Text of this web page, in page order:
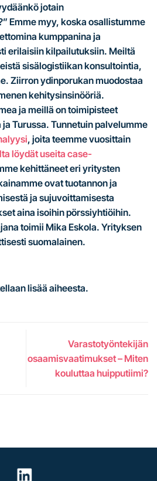
jotain
Emme myy, koska osallistumme
kumppanina ja
erilaisiin kilpailutuksiin. Meiltä
sisälogistiikan konsultointia,
Ziirron ydinporukan muodostaa
kehitysinsinööriä.
ja meillä on toimipisteet
Turussa. Tunnetuin palvelumme
, joita teemme vuosittain
löydät useita case-
kehittäneet eri yritysten
ovat tuotannon ja
ja sujuvoittamisesta
aina isoihin pörssiyhtiöihin.
toimii Mika Eskola. Yrityksen
suomalainen.
lisää aiheesta.
Varastotyöntekijän
osaamisvaatimukset – Miten
kouluttaa huipputiimi?